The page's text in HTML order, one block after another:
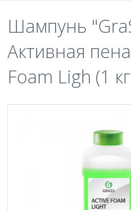
Шампунь
Активная
Foam Ligh (1